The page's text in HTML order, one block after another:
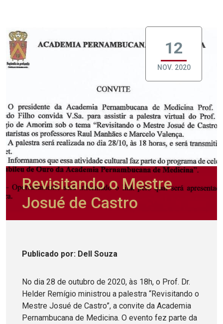
12
NOV. 2020
Revisitando o Mestre
Josué de Castro
Publicado por: Dell Souza
No dia 28 de outubro de 2020, às 18h, o Prof. Dr.
Helder Remígio ministrou a palestra “Revisitando o
Mestre Josué de Castro”, a convite da Academia
Pernambucana de Medicina. O evento fez parte da